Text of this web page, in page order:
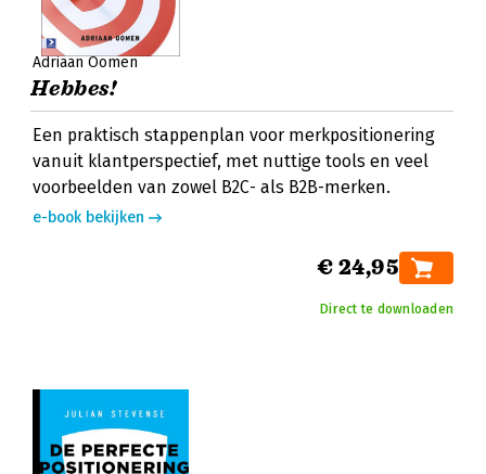
Adriaan Oomen
Hebbes!
Een praktisch stappenplan voor merkpositionering
vanuit klantperspectief, met nuttige tools en veel
voorbeelden van zowel B2C- als B2B-merken.
e-book bekijken
€ 24,95
Direct te downloaden